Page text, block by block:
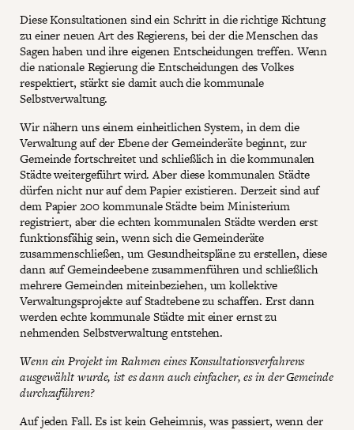
Diese Konsultationen sind ein Schritt in die richtige Richtung
zu einer neuen Art des Regierens, bei der die Menschen das
Sagen haben und ihre eigenen Entscheidungen treffen. Wenn
die nationale Regierung die Entscheidungen des Volkes
respektiert, stärkt sie damit auch die kommunale
Selbstverwaltung.
Wir nähern uns einem einheitlichen System, in dem die
Verwaltung auf der Ebene der Gemeinderäte beginnt, zur
Gemeinde fortschreitet und schließlich in die kommunalen
Städte weitergeführt wird. Aber diese kommunalen Städte
dürfen nicht nur auf dem Papier existieren. Derzeit sind auf
dem Papier 200 kommunale Städte beim Ministerium
registriert, aber die echten kommunalen Städte werden erst
funktionsfähig sein, wenn sich die Gemeinderäte
zusammenschließen, um Gesundheitspläne zu erstellen, diese
dann auf Gemeindeebene zusammenführen und schließlich
mehrere Gemeinden miteinbeziehen, um kollektive
Verwaltungsprojekte auf Stadtebene zu schaffen. Erst dann
werden echte kommunale Städte mit einer ernst zu
nehmenden Selbstverwaltung entstehen.
Wenn ein Projekt im Rahmen eines Konsultationsverfahrens
ausgewählt wurde, ist es dann auch einfacher, es in der Gemeinde
durchzuführen?
Auf jeden Fall. Es ist kein Geheimnis, was passiert, wenn der